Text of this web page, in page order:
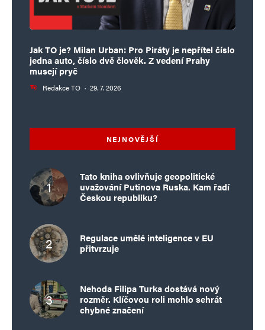
Jak TO je? Milan Urban: Pro Piráty je nepřítel číslo
jedna auto, číslo dvě člověk. Z vedení Prahy
musejí pryč
Redakce TO · 29. 7. 2026
NEJNOVĚJŠÍ
Tato kniha ovlivňuje geopolitické
uvažování Putinova Ruska. Kam řadí
Českou republiku?
Regulace umělé inteligence v EU
přitvrzuje
Nehoda Filipa Turka dostává nový
rozměr. Klíčovou roli mohlo sehrát
chybné značení